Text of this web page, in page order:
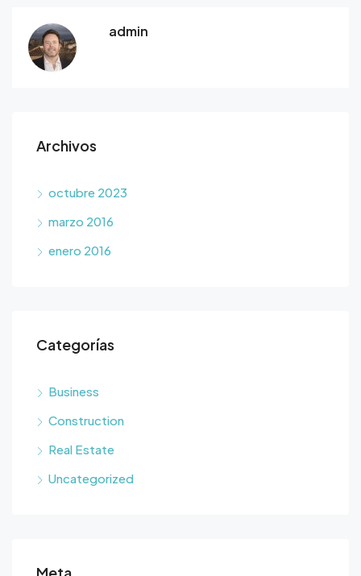
admin
Archivos
octubre 2023
marzo 2016
enero 2016
Categorías
Business
Construction
Real Estate
Uncategorized